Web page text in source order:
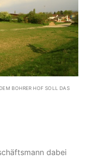
BOHRER HOF SOLL DAS
dabei